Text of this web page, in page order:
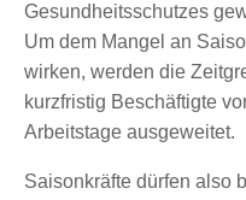
Gesundheitsschutzes
Um dem Mangel an
wirken, werden die
kurzfristig Beschäftigte
Arbeitstage ausgeweitet.
Saisonkräfte dürfen also